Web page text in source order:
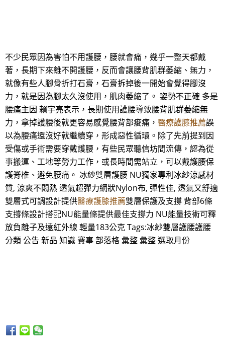
不少民眾因為害怕不用護腰，腰就會痛，幾乎一整天都戴
著，長期下來離不開護腰，反而會讓腰背肌群萎縮、無力，
就像有些人腳骨折打石膏，石膏拆掉後一開始會覺得腳沒
力，就是因為腳太久沒使用，肌肉萎縮了。 姿勢不正確 多是
腰痛主因 賴宇亮表示，長期使用護腰導致腰背肌群萎縮無
力，拿掉護腰後就更容易感覺腰背部痠痛， 醫療護膝推薦誤
以為腰痛還沒好就繼續穿，形成惡性循環。除了先前提到因
受傷或手術需要穿戴護腰，有些民眾聽信坊間流傳，認為從
事搬運、工地等勞力工作，或長時間需站立，可以戴護腰保
護脊椎、避免腰痛。 冰紗雙層護腰 NU獨家專利冰紗涼感材
質, 涼爽不悶熱 透氣超彈力網狀Nylon布, 彈性佳, 透氣又舒適
雙層式可調設計提供醫療護膝推薦雙層保護及支撐 背部6條
支撐條設計搭配NU能量條提供最佳支撐力 NU能量技術可釋
放負離子及遠紅外線 輕量183公克 Tags:冰紗雙層護腰護腰
分類 公告 新品 知識 賽事 部落格 彙整 彙整 選取月份